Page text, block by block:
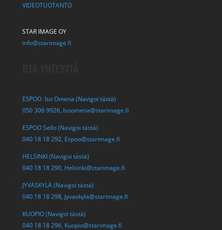
VIDEOTUOTANTO
STAR IMAGE OY
info@starimage.fi
ESPOO Iso Omena (Navigoi tästä)
050 306 9926, Isoomena@starimage.fi
ESPOO Sello (Navigoi tästä)
040 18 18 292, Espoo@starimage.fi
HELSINKI (Navigoi tästä)
040 18 18 290, Helsinki@starimage.fi
JYVÄSKYLÄ (Navigoi tästä)
040 18 18 298, Jyvaskyla@starimage.fi
KUOPIO (Navigoi tästä)
040 18 18 296, Kuopio@starimage.fi